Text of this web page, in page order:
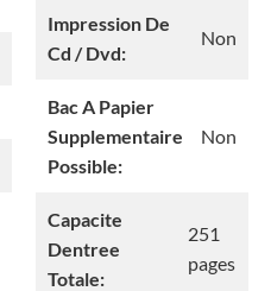
Impression De
Cd / Dvd:
Non
Bac A Papier
Supplementaire
Possible:
Non
Capacite
Dentree
Totale:
251
pages